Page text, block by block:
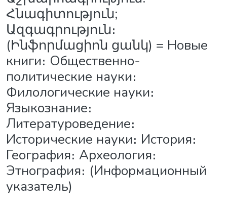
Հնագիտություն;
Ազգագրություն։
(Ինֆորմացիոն ցանկ) = Новые
книги։ Общественно-
политические науки։
Филологические науки։
Языкознание։
Литературоведение։
Исторические науки։ История։
География։ Археология։
Этнография։ (Информационный
указатель)